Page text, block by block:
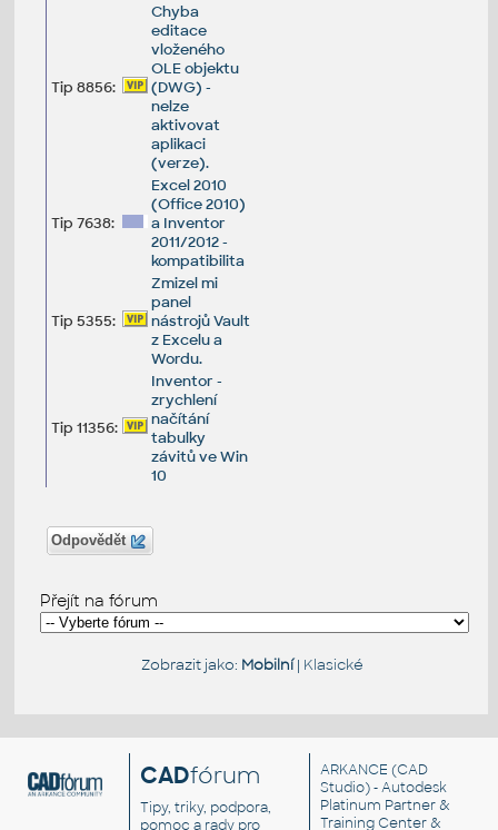
Tip 8856:
Chyba
editace
vloženého
OLE objektu
(DWG) -
nelze
aktivovat
aplikaci
(verze).
Tip 7638:
Excel 2010
(Office 2010)
a Inventor
2011/2012 -
kompatibilita
Tip 5355:
Zmizel mi
panel
nástrojů Vault
z Excelu a
Wordu.
Tip 11356:
Inventor -
zrychlení
načítání
tabulky
závitů ve Win
10
Odpovědět
Přejít na fórum
Zobrazit jako: Mobilní| Klasické
CADfórum
Tipy, triky, podpora,
pomoc a rady pro
ARKANCE (CAD
Studio) - Autodesk
Platinum Partner &
Training Center &